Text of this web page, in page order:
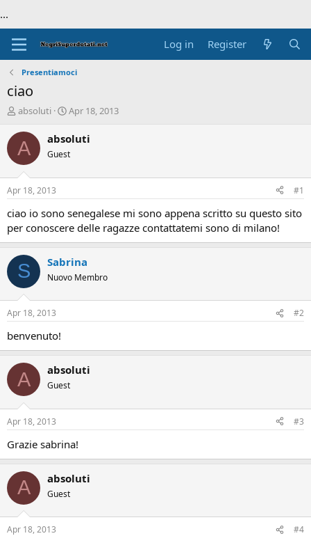
...
Log in Register
Presentiamoci
ciao
T
r
e
d
t
a
t
r
absoluti
S
a
t
t
e
Apr 18, 2013
A absoluti
Guest
Apr 18, 2013 #1
ciao io sono senegalese mi sono appena scritto su questo sito
per conoscere delle ragazze contattatemi sono di milano!
S Sabrina
Nuovo Membro
Apr 18, 2013 #2
benvenuto!
A absoluti
Guest
Apr 18, 2013 #3
Grazie sabrina!
A absoluti
Guest
Apr 18, 2013 #4